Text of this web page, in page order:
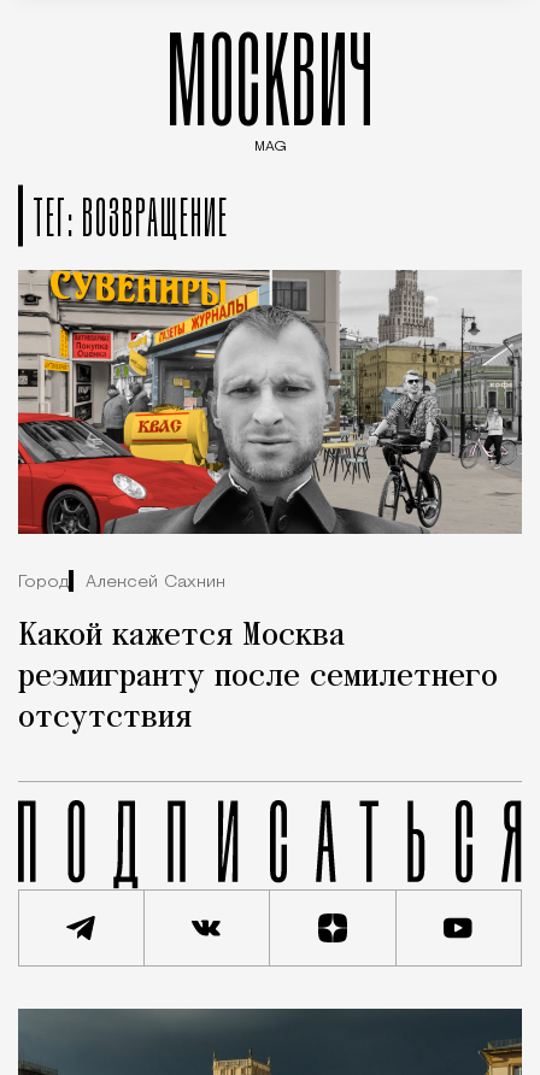
МОСКВИЧ
MAG
ТЕГ: ВОЗВРАЩЕНИЕ
Город Алексей Сахнин
Какой кажется Москва
реэмигранту после семилетнего
отсутствия